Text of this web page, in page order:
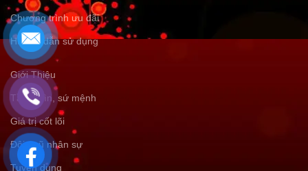
Chương trình ưu đãi
Hướng dẫn sử dụng
Giới Thiệu
Tầm nhìn, sứ mệnh
Giá trị cốt lõi
Đội ngũ nhân sự
Tuyển dụng